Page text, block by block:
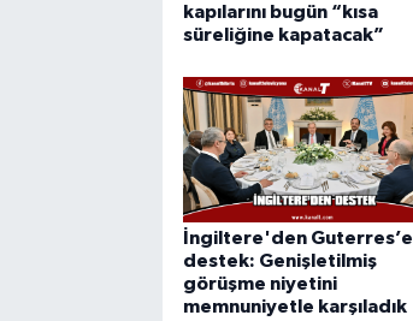
kapılarını bugün “kısa
süreliğine kapatacak”
İngiltere'den Guterres’e
destek: Genişletilmiş
görüşme niyetini
memnuniyetle karşıladık